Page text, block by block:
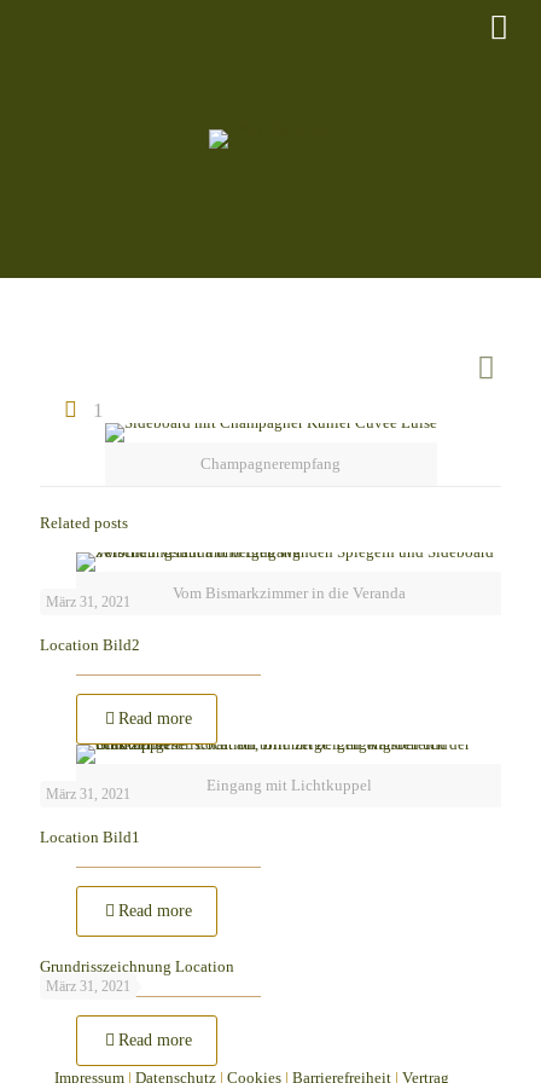
1
Champagnerempfang
Related posts
Vom Bismarkzimmer in die Veranda
März 31, 2021
Location Bild2
Read more-
Location
Eingang mit Lichtkuppel
März 31, 2021
Location Bild1
Read more-
Location
März 31, 2021
Grundrisszeichnung Location
Read more-
Grundrisszeichnung
Location
Impressum | Datenschutz | Cookies | Barrierefreiheit | Vertrag